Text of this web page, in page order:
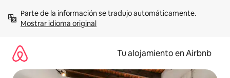
contenidoMostrar idioma original
Tu alojamiento en Airbnb